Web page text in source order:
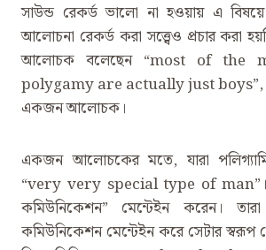
সাউন্ড রেকর্ড ভালো না হওয়ায় এ
আলোচনা রেকর্ড করা সত্ত্বেও প্রচার করা
আলোচক বলেছেন ‍“most of the
polygamy are actually just boys”,
একজন আলোচক।
একজন আলোচকের মতে, যারা
‍“very very special type of man”।
কমিউনিকেশন” মেন্টেইন করেন।
কমিউনিকেশন মেন্টেইন করে সেটার